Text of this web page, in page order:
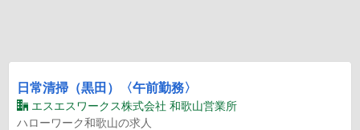
日常清掃（黒田）〈午前勤務〉
エスエスワークス株式会社 和歌山営業所
ハローワーク和歌山の求人